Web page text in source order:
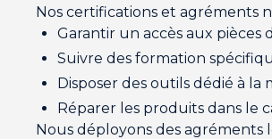
Nos certifications et agréments
Garantir un accès aux pièces
Suivre des formation
Disposer des outils dédié à la
Réparer les produits dans le
Nous déployons des agréments